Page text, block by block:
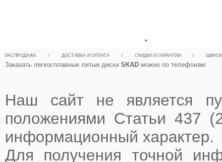
.
РАСПРОДАЖА / ДОСТАВКА И ОПЛАТА / СКИДКИ И ГАРАНТИИ /
Заказать легкосплавные литые диски SKAD можно по телефонам:
Наш сайт не является
положениями Статьи 437
информационный характер.
Для получения точной